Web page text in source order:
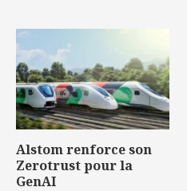
Alstom renforce son
Zerotrust pour la
GenAI